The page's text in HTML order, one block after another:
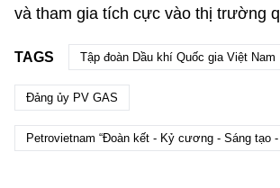
và tham gia tích cực vào thị trường
TAGS Tập đoàn Dầu khí Quốc gia Việt Nam
Đảng ủy PV GAS
Petrovietnam “Đoàn kết - Kỷ cương - Sáng tạo -